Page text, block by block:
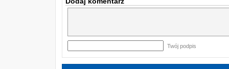
Twój podpis